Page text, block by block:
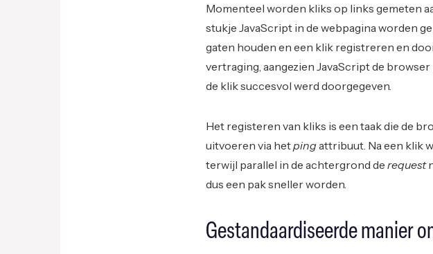
Momenteel worden kliks op links gemeten
stukje JavaScript in de webpagina worden
gaten houden en een klik registreren en
vertraging, aangezien JavaScript de
de klik succesvol werd doorgegeven.
Het registeren van kliks is een taak die de
uitvoeren via hetpingattribuut. Na een klik
terwijl parallel in de achtergrond de request
dus een pak sneller worden.
Gestandaardiseerde manier